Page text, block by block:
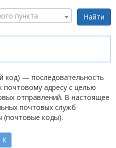
пункта
код) — последовательность
адресу с целью
отправлений. В настоящее
почтовых служб
(почтовые коды).
К